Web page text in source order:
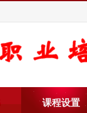
课程设置